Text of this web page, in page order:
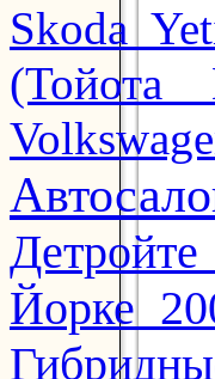
Skoda
(Тойота
Детройте
Йорке